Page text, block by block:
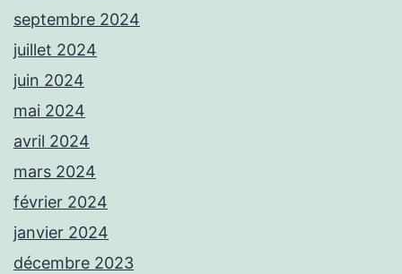
septembre 2024
juillet 2024
juin 2024
mai 2024
avril 2024
mars 2024
février 2024
janvier 2024
décembre 2023